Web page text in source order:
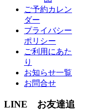
ご予約カレン
ダー
プライバシー
ポリシー
ご利用にあた
り
お知らせ一覧
お問合せ
LINE お友達追